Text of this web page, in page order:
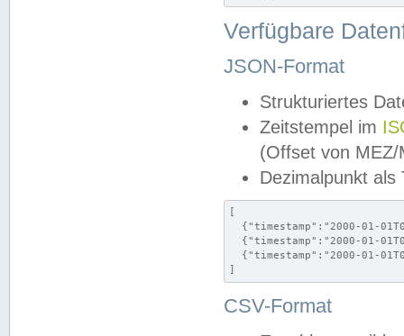
Verfügbare
JSON-Format
Strukturiertes
Zeitstempel im
(Offset von MEZ/
Dezimalpunkt als
[
{"timestamp":"2000-01-
{"timestamp":"2000-01-
{"timestamp":"2000-01-
]
CSV-Format